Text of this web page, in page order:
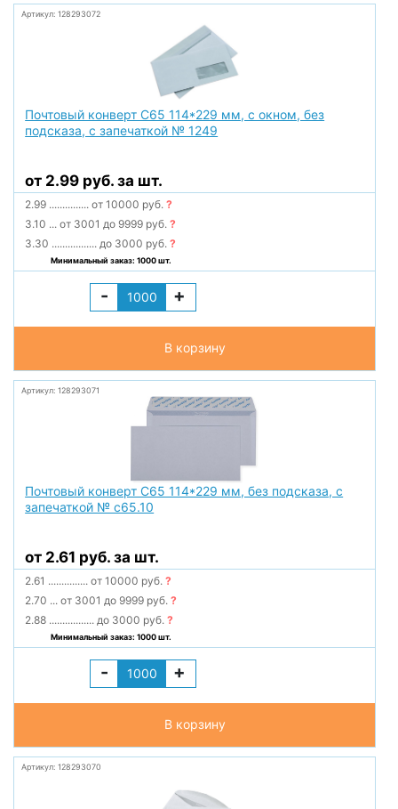
Артикул: 128293072
Почтовый конверт С65 114*229 мм, с окном, без
подсказа, с запечаткой № 1249
от 2.99 руб. за шт.
2.99 ............... от 10000 руб.?
3.10 ... от 3001 до 9999 руб.?
3.30 ................. до 3000 руб.?
Минимальный заказ: 1000 шт.
- +
В корзину
Артикул: 128293071
Почтовый конверт С65 114*229 мм, без подсказа, с
запечаткой № с65.10
от 2.61 руб. за шт.
2.61 ............... от 10000 руб.?
2.70 ... от 3001 до 9999 руб.?
2.88 ................. до 3000 руб.?
Минимальный заказ: 1000 шт.
- +
В корзину
Артикул: 128293070